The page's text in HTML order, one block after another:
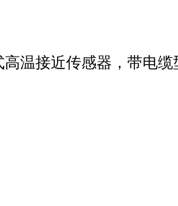
温接近传感器，带电